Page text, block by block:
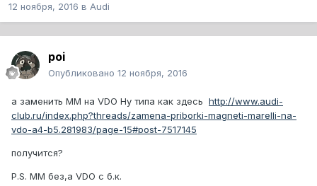
12 ноября, 2016 в Audi
poi
Опубликовано 12 ноября, 2016
а заменить ММ на VDO Ну типа как здесь http://www.audi-
club.ru/index.php?threads/zamena-priborki-magneti-marelli-na-
vdo-a4-b5.281983/page-15#post-7517145
получится?
P.S. ММ без,а VDO с б.к.